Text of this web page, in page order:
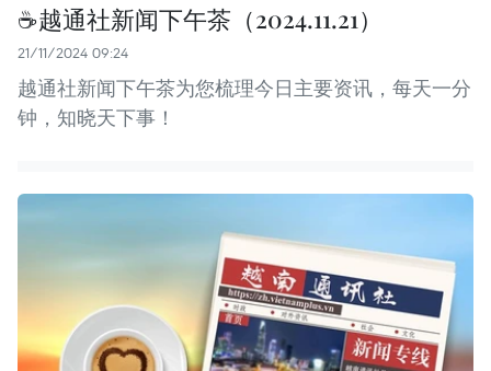
☕️越通社新闻下午茶（2024.11.21）
21/11/2024 09:24
越通社新闻下午茶为您梳理今日主要资讯，每天一分
钟，知晓天下事！